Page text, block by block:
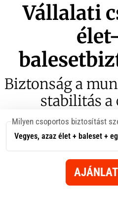
Vállalati
Biztonság a
stabilitás a
Milyen csoportos biztosítást